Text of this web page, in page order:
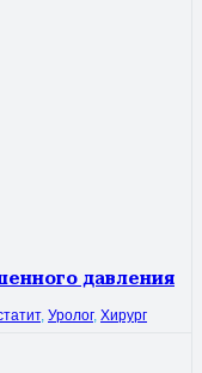
давления
, Уролог, Хирург